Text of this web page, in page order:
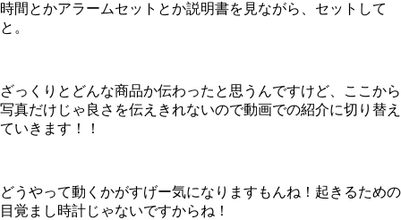
時間とかアラームセットとか説明書を見ながら、セットして
と。
ざっくりとどんな商品か伝わったと思うんですけど、ここから
写真だけじゃ良さを伝えきれないので動画での紹介に切り替え
ていきます！！
どうやって動くかがすげー気になりますもんね！起きるための
目覚まし時計じゃないですからね！